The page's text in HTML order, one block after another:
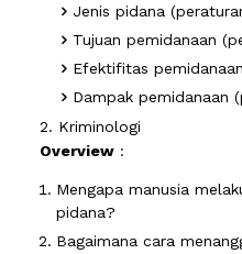
Jenis pidana
Tujuan pemidanaan
Efektifitas
Dampak pemidanaan
2. Kriminologi
Overview :
Mengapa manusia
pidana?
Bagaimana cara